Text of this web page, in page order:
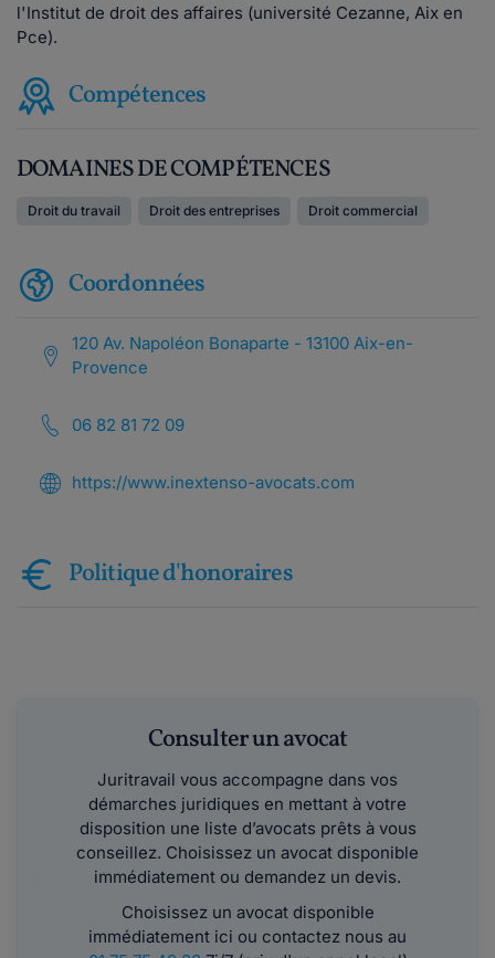
l'Institut de droit des affaires (université Cezanne, Aix en
Pce).
Compétences
DOMAINES DE COMPÉTENCES
Droit du travail Droit des entreprises Droit commercial
Coordonnées
120 Av. Napoléon Bonaparte - 13100 Aix-en-
Provence
06 82 81 72 09
https://www.inextenso-avocats.com
Politique d'honoraires
Consulter un avocat
Juritravail vous accompagne dans vos
démarches juridiques en mettant à votre
disposition une liste d’avocats prêts à vous
conseillez. Choisissez un avocat disponible
immédiatement ou demandez un devis.
Choisissez un avocat disponible
immédiatement ici ou contactez nous au